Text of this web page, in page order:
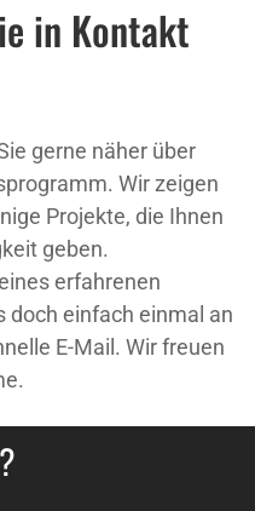
in Kontakt
gerne näher über
Wir zeigen
Projekte, die Ihnen
geben.
erfahrenen
doch einfach einmal an
E-Mail. Wir freuen